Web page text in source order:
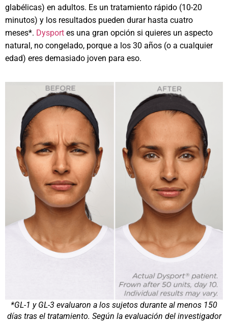
glabélicas) en adultos. Es un tratamiento rápido (10-20
minutos) y los resultados pueden durar hasta cuatro
meses*. Dysport es una gran opción si quieres un aspecto
natural, no congelado, porque a los 30 años (o a cualquier
edad) eres demasiado joven para eso.
*GL-1 y GL-3 evaluaron a los sujetos durante al menos 150
días tras el tratamiento. Según la evaluación del investigador